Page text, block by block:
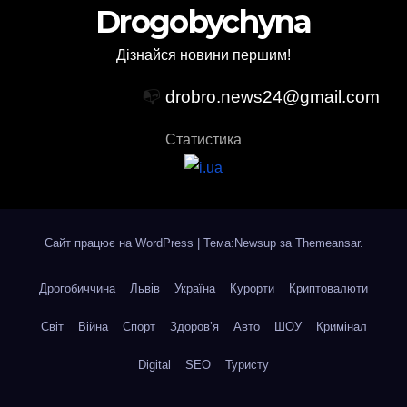
Drogobychyna
Дізнайся новини першим!
📭 drobro.news24@gmail.com
Статистика
Сайт працює на WordPress | Тема:Newsup за Themeansar.
Дрогобиччина Львів Україна Курорти Криптовалюти
Світ Війна Спорт Здоров’я Авто ШОУ Кримінал
Digital SEO Туристу